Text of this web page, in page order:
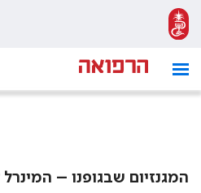
המגנזיום שבגופנו – המינרל